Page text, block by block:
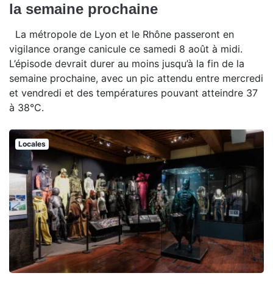
la semaine prochaine
La métropole de Lyon et le Rhône passeront en
vigilance orange canicule ce samedi 8 août à midi.
L’épisode devrait durer au moins jusqu’à la fin de la
semaine prochaine, avec un pic attendu entre mercredi
et vendredi et des températures pouvant atteindre 37
à 38°C.
Locales